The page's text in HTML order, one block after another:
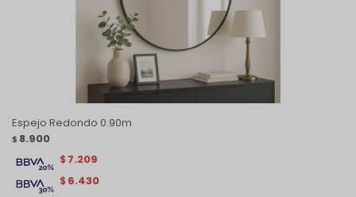
Espejo Redondo 0.90m
$ 8.900
$ 6.430
$ 7.209